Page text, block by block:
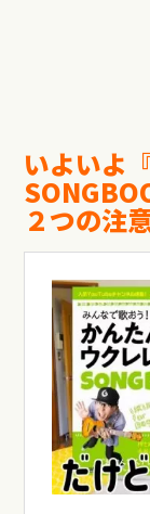
いよいよ
２つの注